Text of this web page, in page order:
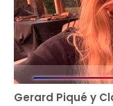
Gerard Piqué y